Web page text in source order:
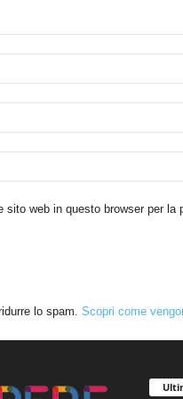
sito web in questo browser per la
lo spam. Scopri come